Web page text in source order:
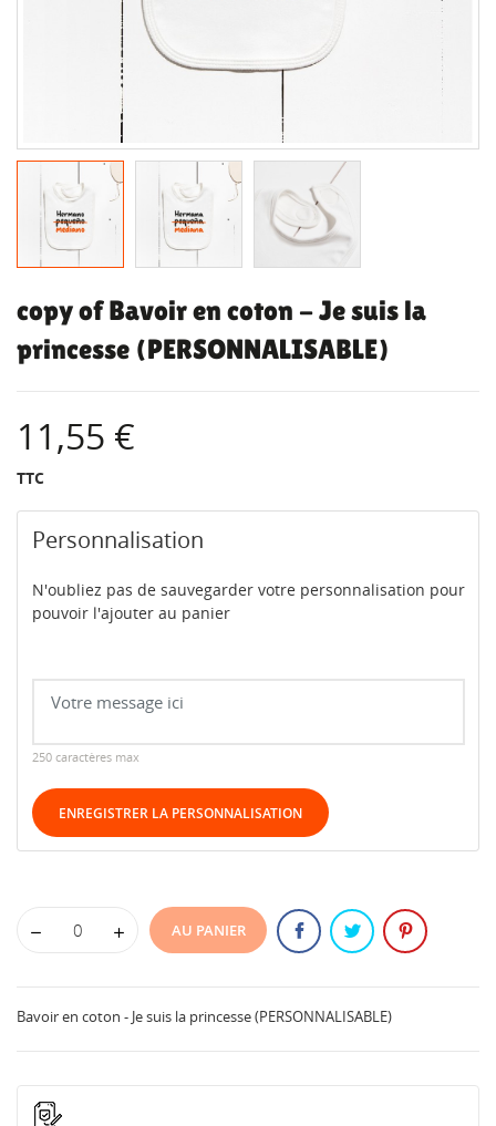
copy of Bavoir en coton - Je suis la
princesse (PERSONNALISABLE)
11,55 €
TTC
Personnalisation
N'oubliez pas de sauvegarder votre personnalisation pour
pouvoir l'ajouter au panier
250 caractères max
ENREGISTRER LA PERSONNALISATION
AU PANIER
Bavoir en coton - Je suis la princesse (PERSONNALISABLE)